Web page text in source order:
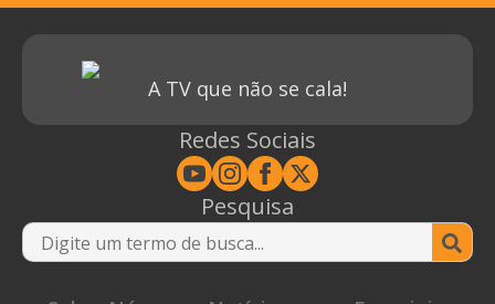
A TV que não se cala!
Redes Sociais
Pesquisa